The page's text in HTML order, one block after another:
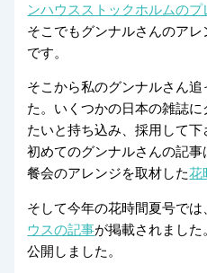
ンハウスストックホルムの
そこでもグンナルさんのア
です。
そこから私のグンナルさん
た。いくつかの日本の雑誌
たいと持ち込み、採用して下
初めてのグンナルさんの記
餐会のアレンジを取材した花
そして今年の花時間夏号で
ウスの記事が掲載されまし
公開しました。